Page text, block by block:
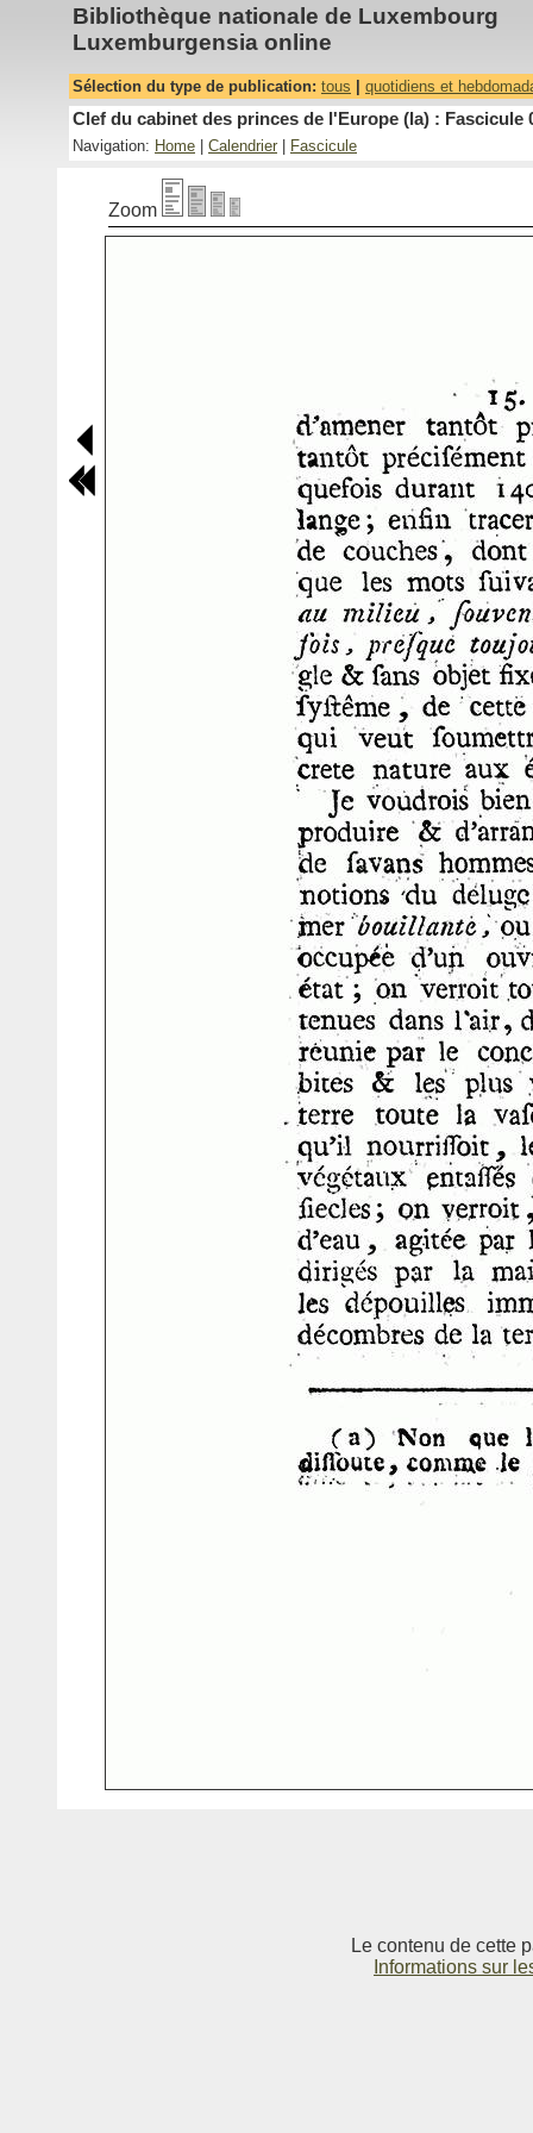
Bibliothèque nationale de Luxembourg
Luxemburgensia online
Sélection du type de publication: tous quotidiens et
Clef du cabinet des princes de l'Europe (la) : Fascicule
Navigation: Home Calendrier Fascicule
Zoom
Le contenu de cette
Informations sur